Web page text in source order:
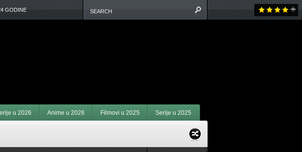
GODINE
u 2026 Anime u 2026 Filmovi u 2025 Serije u 2025